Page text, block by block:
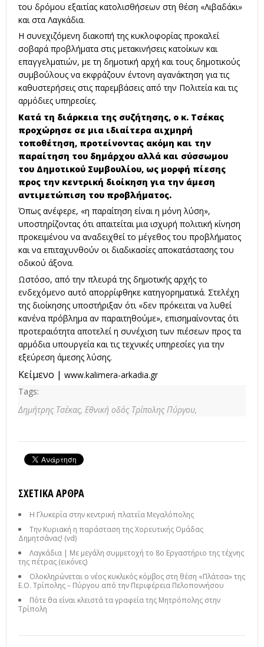
του δρόμου εξαιτίας κατολισθήσεων στη θέση «Λιβαδάκι»
και στα Λαγκάδια.
Η συνεχιζόμενη διακοπή της κυκλοφορίας προκαλεί
σοβαρά προβλήματα στις μετακινήσεις κατοίκων και
επαγγελματιών, με τη δημοτική αρχή και τους δημοτικούς
συμβούλους να εκφράζουν έντονη αγανάκτηση για τις
καθυστερήσεις στις παρεμβάσεις από την Πολιτεία και τις
αρμόδιες υπηρεσίες.
Κατά τη διάρκεια της συζήτησης, ο κ. Τσέκας
προχώρησε σε μια ιδιαίτερα αιχμηρή
τοποθέτηση, προτείνοντας ακόμη και την
παραίτηση του δημάρχου αλλά και σύσσωμου
του Δημοτικού Συμβουλίου, ως μορφή πίεσης
προς την κεντρική διοίκηση για την άμεση
αντιμετώπιση του προβλήματος.
Όπως ανέφερε, «η παραίτηση είναι η μόνη λύση»,
υποστηρίζοντας ότι απαιτείται μια ισχυρή πολιτική κίνηση
προκειμένου να αναδειχθεί το μέγεθος του προβλήματος
και να επιταχυνθούν οι διαδικασίες αποκατάστασης του
οδικού άξονα.
Ωστόσο, από την πλευρά της δημοτικής αρχής το
ενδεχόμενο αυτό απορρίφθηκε κατηγορηματικά. Στελέχη
της διοίκησης υποστήριξαν ότι «δεν πρόκειται να λυθεί
κανένα πρόβλημα αν παραιτηθούμε», επισημαίνοντας ότι
προτεραιότητα αποτελεί η συνέχιση των πιέσεων προς τα
αρμόδια υπουργεία και τις τεχνικές υπηρεσίες για την
εξεύρεση άμεσης λύσης.
Κείμενο | www.kalimera-arkadia.gr
Tags:
Δημήτρης Τσέκας, Εθνική οδός Τρίπολης Πύργου,
ΣΧΕΤΙΚΆ ΆΡΘΡΑ
Η Γλυκερία στην κεντρική πλατεία Μεγαλόπολης
Την Κυριακή η παράσταση της Χορευτικής Ομάδας
Δημητσάνας! (vd)
Λαγκάδια | Με μεγάλη συμμετοχή το 8ο Εργαστήριο της τέχνης
της πέτρας (εικόνες)
Ολοκληρώνεται ο νέος κυκλικός κόμβος στη θέση «Πλάτσα» της
Ε.Ο. Τρίπολης – Πύργου από την Περιφέρεια Πελοποννήσου
Πότε θα είναι κλειστά τα γραφεία της Μητρόπολης στην
Τρίπολη